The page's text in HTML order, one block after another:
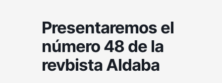
Presentaremos el
número 48 de la
revbista Aldaba